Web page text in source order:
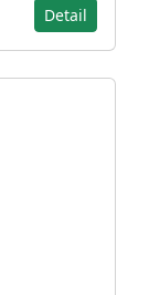
Detail